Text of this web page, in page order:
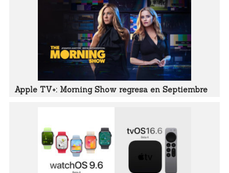
Apple TV+: Morning Show regresa en Septiembre